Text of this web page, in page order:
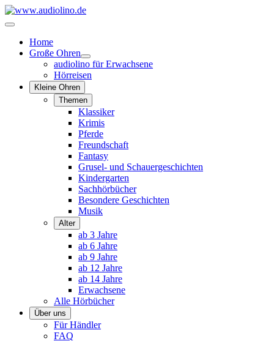
Home
Große Ohren
audiolino für Erwachsene
Hörreisen
Kleine Ohren
Themen
Klassiker
Krimis
Pferde
Freundschaft
Fantasy
Grusel- und Schauergeschichten
Kindergarten
Sachhörbücher
Besondere Geschichten
Musik
Alter
ab 3 Jahre
ab 6 Jahre
ab 9 Jahre
ab 12 Jahre
ab 14 Jahre
Erwachsene
Alle Hörbücher
Über uns
Für Händler
FAQ